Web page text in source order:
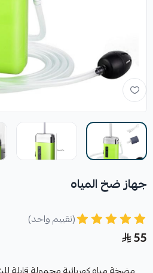
جهاز ضخ المياه
(تقييم واحد)
55